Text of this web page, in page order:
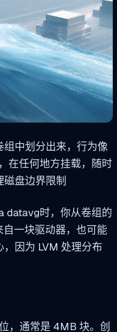
中划分出来，行为像
在任何地方挂载，随时
盘边界限制
datavg时，你从卷组的
一块驱动器，也可能
因为 LVM 处理分布
，通常是 4MB 块。创